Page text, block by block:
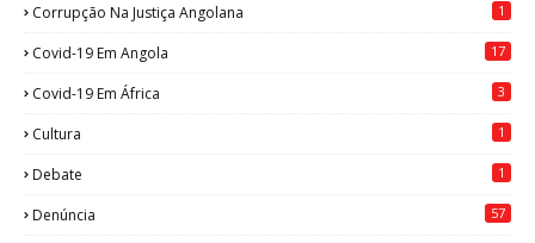
Corrupção Na Justiça Angolana 1
Covid-19 Em Angola 17
Covid-19 Em África 3
Cultura 1
Debate 1
Denúncia 57